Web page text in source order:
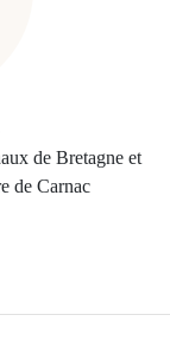
de Bretagne et
de Carnac